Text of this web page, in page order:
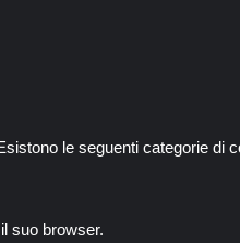
le seguenti categorie di
suo browser.